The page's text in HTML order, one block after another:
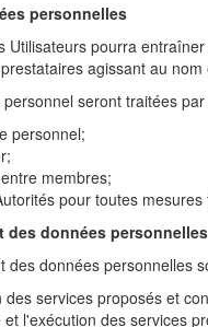
personnelles
Utilisateurs pourra
agissant au
seront traitées
personnel;
membres;
pour toutes
des données personnelles
des données personnelles
services proposés et
l'exécution des services